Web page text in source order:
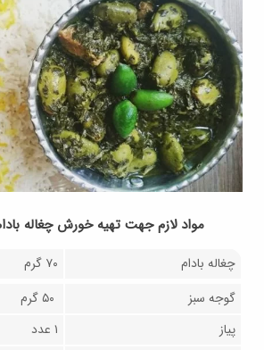
مواد لازم جهت تهیه خورش چغاله
چغاله بادام
۷۰ گرم
گوجه سبز
پیاز
۱ عدد